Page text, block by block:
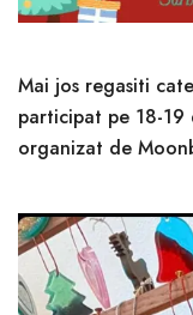
Mai jos regasiti
participat pe 18-19
organizat de